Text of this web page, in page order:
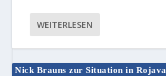
WEITERLESEN
Nick Brauns zur Situation in Rojava